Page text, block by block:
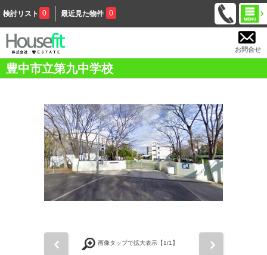
検討リスト 0 最近見た物件 0
お問合せ
豊中市立第九中学校
画像タップで拡大表示【1/1】